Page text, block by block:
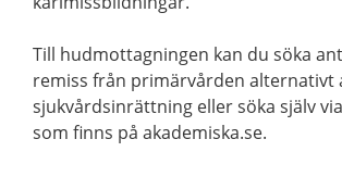
Till hudmottagningen kan du söka
remiss från primärvården alternativt
sjukvårdsinrättning eller söka själv
som finns på akademiska.se.